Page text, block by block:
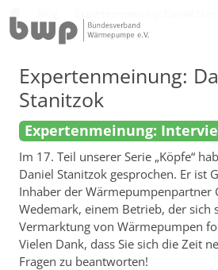
Expertenmeinung:
Stanitzok
Expertenmeinung:
Im 17. Teil unserer Serie „Köpfe“
Daniel Stanitzok gesprochen. Er ist
Inhaber der Wärmepumpenpartner
Wedemark, einem Betrieb, der sich
Vermarktung von Wärmepumpen
Vielen Dank, dass Sie sich die Zeit
Fragen zu beantworten!